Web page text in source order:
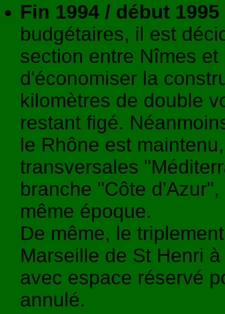
Fin 1994 / début 1995
budgétaires, il est
section entre Nîmes
d'économiser la
kilomètres de double
restant figé.
le Rhône est
transversales
branche "Côte
même époque.
De même, le
Marseille de St Henri
avec espace réservé
annulé.